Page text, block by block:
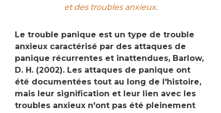
et des troubles anxieux.
Le trouble panique est un type de trouble
anxieux caractérisé par des attaques de
panique récurrentes et inattendues, Barlow,
D. H. (2002). Les attaques de panique ont
été documentées tout au long de l'histoire,
mais leur signification et leur lien avec les
troubles anxieux n'ont pas été pleinement